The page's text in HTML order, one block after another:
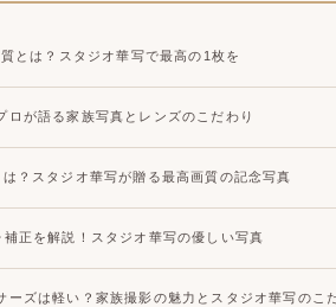
とは？スタジオ華写で最高の1枚を
ロが語る家族写真とレンズのこだわり
？スタジオ華写が贈る最高画質の記念写真
正を解説！スタジオ華写の優しい写真
ーズは軽い？家族撮影の魅力とスタジオ華写のこ